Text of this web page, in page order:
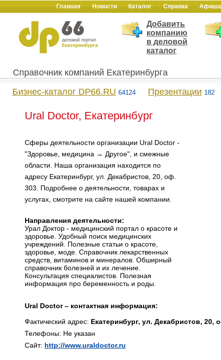
Главная Новости Каталог Справка Афиша
Добавить
компанию
в деловой
каталог
Справочник компаний Екатеринбурга
Бизнес-каталог DP66.RU 64124 Презентации 182
Ural Doctor, Екатеринбург
Сферы деятельности организации Ural Doctor -
"Здоровье, медицина → Другое", и смежные
области. Наша организация находится по
адресу Екатеринбург, ул. Декабристов, 20, оф.
303. Подробнее о деятельности, товарах и
услугах, смотрите на сайте нашей компании.
Направления деятельности:
Урал Доктор - медицинский портал о красоте и
здоровье. Удобный поиск медицинских
учреждений. Полезные статьи о красоте,
здоровье, моде. Справочник лекарственных
средств, витаминов и минералов. Обширный
справочник болезней и их лечение.
Консультация специалистов. Полезная
информация про беременность и роды.
Ural Doctor – контактная информация:
Фактический адрес: Екатеринбург, ул. Декабристов, 20,
Телефоны: Не указан
Сайт: http://www.uraldoctor.ru